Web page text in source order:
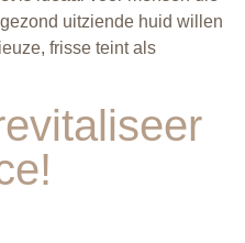
uitziende huid willen
frisse teint als